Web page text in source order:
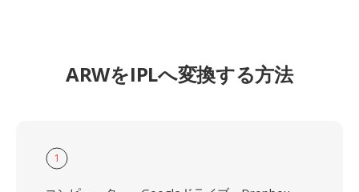
ARWをIPLへ変換する方法
1